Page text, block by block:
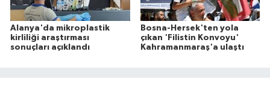
Alanya'da mikroplastik
kirliliği araştırması
sonuçları açıklandı
Bosna-Hersek'ten yola
çıkan 'Filistin Konvoyu'
Kahramanmaraş'a ulaştı